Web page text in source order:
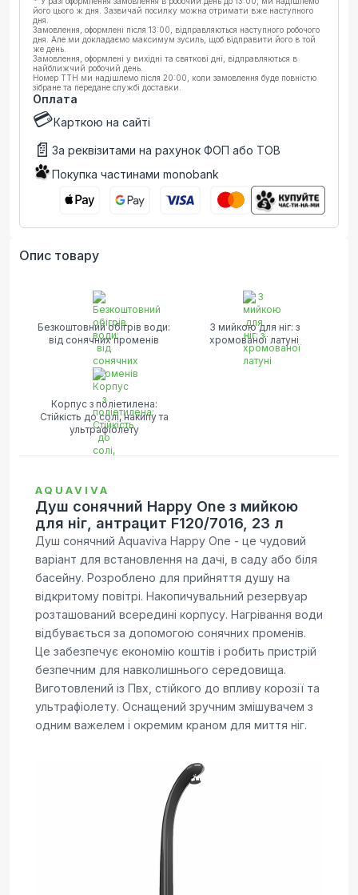
його цього ж дня. Зазвичай посилку можна отримати вже наступного
дня.
Замовлення, оформлені після 13:00, відправляються наступного робочого
дня. Але ми докладаємо максимум зусиль, щоб відправити його в той
же день.
Замовлення, оформлені у вихідні та святкові дні, відправляються в
найближчий робочий день.
Номер ТТН ми надішлемо після 20:00, коли замовлення буде повністю
зібране та передане службі доставки.
Оплата
💳Карткою на сайті
📄 За реквізитами на рахунок ФОП або ТОВ
Покупка частинами monobank
Опис товару
Безкоштовний обігрів води:
від сонячних променів
З мийкою для ніг: з
хромованої латуні
Корпус з поліетилена:
Стійкість до солі, накипу та
ультрафіолету
AQUAVIVA
Душ сонячний Happy One з мийкою
для ніг, антрацит F120/7016, 23 л
Душ сонячний Aquaviva Happy One - це чудовий
варіант для встановлення на дачі, в саду або біля
басейну. Розроблено для прийняття душу на
відкритому повітрі. Накопичувальний резервуар
розташований всередині корпусу. Нагрівання води
відбувається за допомогою сонячних променів.
Це забезпечує економію коштів і робить пристрій
безпечним для навколишнього середовища.
Виготовлений із Пвх, стійкого до впливу корозії та
ультрафіолету. Оснащений зручним змішувачем з
одним важелем і окремим краном для миття ніг.